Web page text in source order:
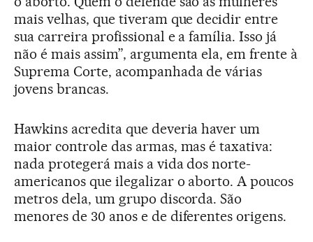
mais velhas, que tiveram que decidir entre
sua carreira profissional e a família. Isso já
não é mais assim”, argumenta ela, em frente à
Suprema Corte, acompanhada de várias
jovens brancas.
Hawkins acredita que deveria haver um
maior controle das armas, mas é taxativa:
nada protegerá mais a vida dos norte-
americanos que ilegalizar o aborto. A poucos
metros dela, um grupo discorda. São
menores de 30 anos e de diferentes origens.